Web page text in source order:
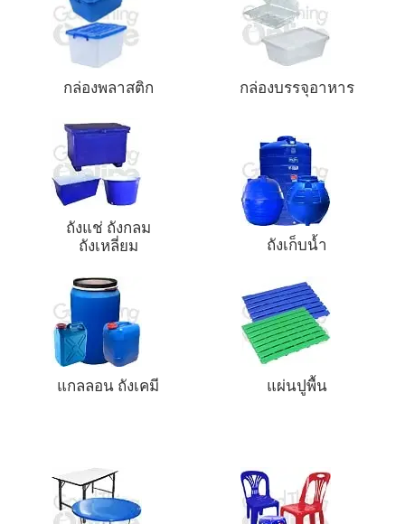
กล่องพลาสติก กล่องบรรจุอาหาร
ถังแช่ ถังกลม
ถังเหลี่ยม
ถังเก็บน้ำ
แกลลอน ถังเคมี แผ่นปูพื้น